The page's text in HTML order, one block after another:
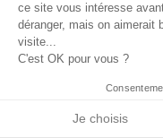
Besoin
taille ou
ce site vous intéresse
déranger, mais on aimerait
visite...
C'est OK pour vous ?
Je choisis